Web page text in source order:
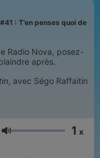
: T’en penses quoi de
Radio Nova, posez-
après.
, avec Ségo Raffaitin
Volume 1 x